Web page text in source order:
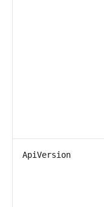
ApiVersion